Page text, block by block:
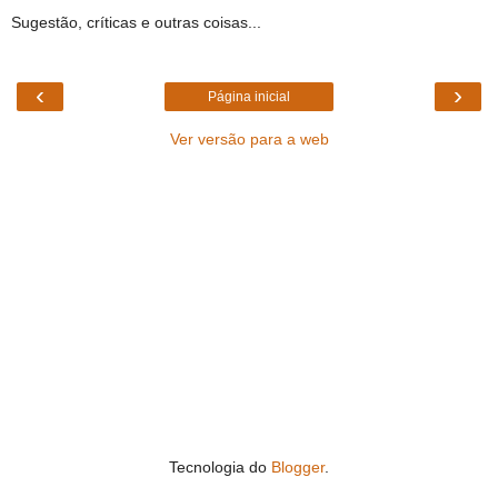
Sugestão, críticas e outras coisas...
‹ ›
Página inicial
Ver versão para a web
Tecnologia do Blogger.